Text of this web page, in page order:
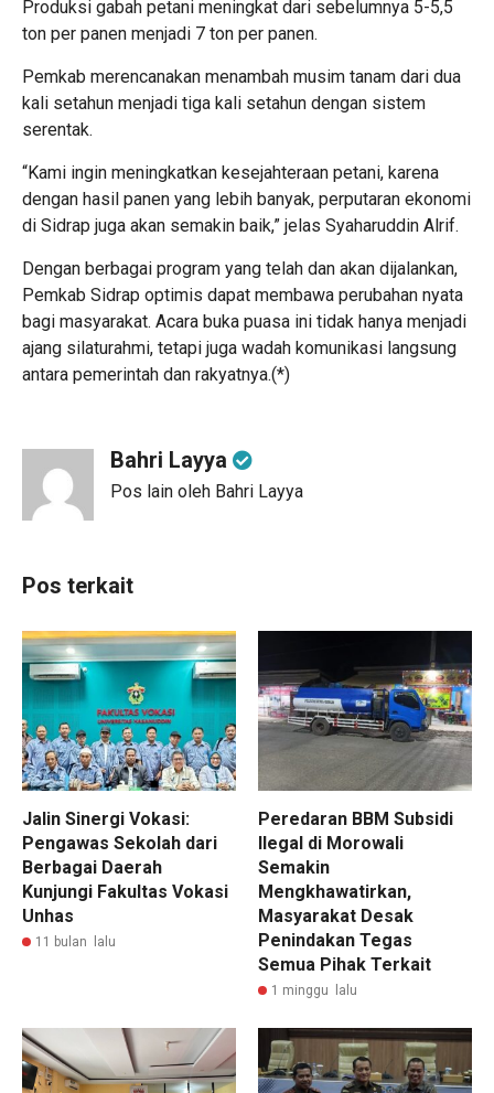
Produksi gabah petani meningkat dari sebelumnya 5-5,5
ton per panen menjadi 7 ton per panen.
Pemkab merencanakan menambah musim tanam dari dua
kali setahun menjadi tiga kali setahun dengan sistem
serentak.
“Kami ingin meningkatkan kesejahteraan petani, karena
dengan hasil panen yang lebih banyak, perputaran ekonomi
di Sidrap juga akan semakin baik,” jelas Syaharuddin Alrif.
Dengan berbagai program yang telah dan akan dijalankan,
Pemkab Sidrap optimis dapat membawa perubahan nyata
bagi masyarakat. Acara buka puasa ini tidak hanya menjadi
ajang silaturahmi, tetapi juga wadah komunikasi langsung
antara pemerintah dan rakyatnya.(*)
Bahri Layya
Pos lain oleh Bahri Layya
Pos terkait
Jalin Sinergi Vokasi:
Pengawas Sekolah dari
Berbagai Daerah
Kunjungi Fakultas Vokasi
Unhas
11 bulan lalu
Peredaran BBM Subsidi
Ilegal di Morowali
Semakin
Mengkhawatirkan,
Masyarakat Desak
Penindakan Tegas
Semua Pihak Terkait
1 minggu lalu